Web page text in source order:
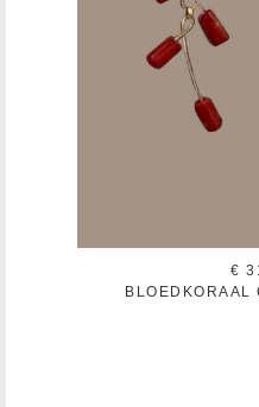
€
BLOEDKORAAL